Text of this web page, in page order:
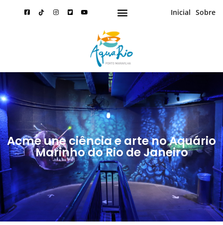
Inicial Sobre
Acme une ciência e arte no Aquário
Marinho do Rio de Janeiro